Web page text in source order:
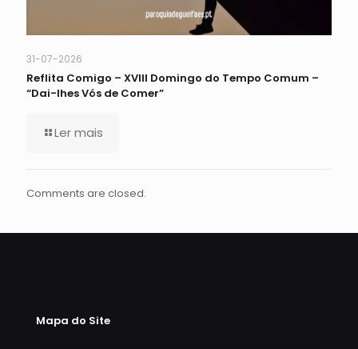
31-07-2026
Reflita Comigo – XVIII Domingo do Tempo Comum –
“Dai-lhes Vós de Comer”
Ler mais
Comments are closed.
Mapa do Site